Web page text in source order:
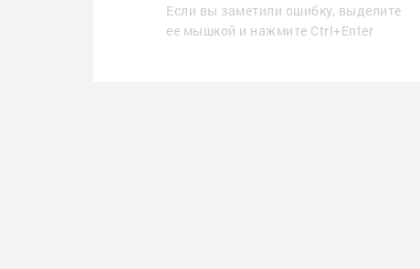
Если вы заметили ошибку, выделите
ее мышкой и нажмите Ctrl+Enter